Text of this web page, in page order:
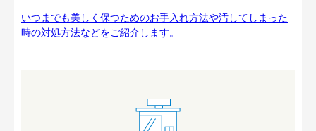
いつまでも美しく保つためのお手入れ方法や汚してしまった
時の対処方法などをご紹介します。